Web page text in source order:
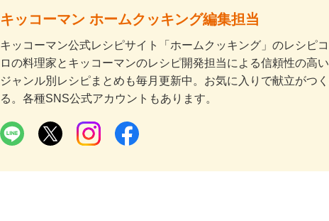
キッコーマン ホームクッキング編集担当
キッコーマン公式レシピサイト「ホームクッキング」のレシピ
ロの料理家とキッコーマンのレシピ開発担当による信頼性の高
ジャンル別レシピまとめも毎月更新中。お気に入りで献立がつ
る。各種SNS公式アカウントもあります。